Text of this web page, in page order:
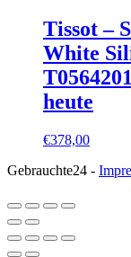
Tissot –
White
heute
€378,00
Gebrauchte24 -